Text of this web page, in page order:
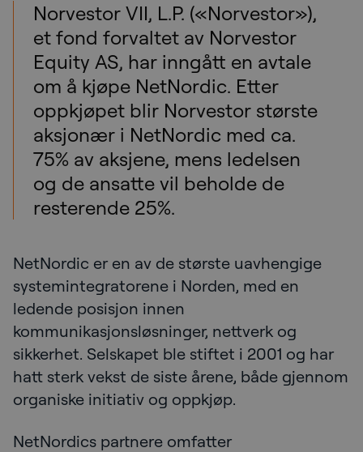
Norvestor VII, L.P. («Norvestor»),
et fond forvaltet av Norvestor
Equity AS, har inngått en avtale
om å kjøpe NetNordic. Etter
oppkjøpet blir Norvestor største
aksjonær i NetNordic med ca.
75% av aksjene, mens ledelsen
og de ansatte vil beholde de
resterende 25%.
NetNordic er en av de største uavhengige
systemintegratorene i Norden, med en
ledende posisjon innen
kommunikasjonsløsninger, nettverk og
sikkerhet. Selskapet ble stiftet i 2001 og har
hatt sterk vekst de siste årene, både gjennom
organiske initiativ og oppkjøp.
NetNordics partnere omfatter